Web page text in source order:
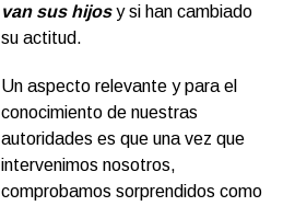
van sus hijosy si han cambiado
su actitud.
Un aspecto relevante y para el
conocimiento de nuestras
autoridades es que una vez que
intervenimos nosotros,
comprobamos sorprendidos como